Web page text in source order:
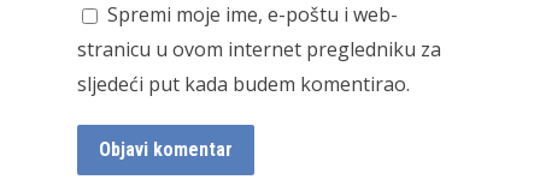
Spremi moje ime, e-poštu i web-
stranicu u ovom internet pregledniku za
sljedeći put kada budem komentirao.